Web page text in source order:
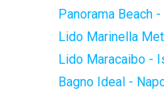
Panorama Beach
Lido Marinella
Lido Maracaibo -
Bagno Ideal -